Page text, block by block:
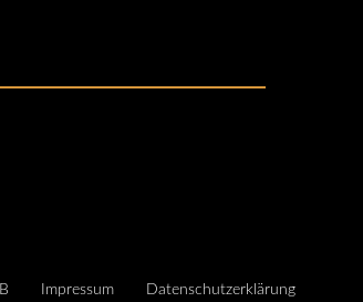
Impressum Datenschutzerklärung